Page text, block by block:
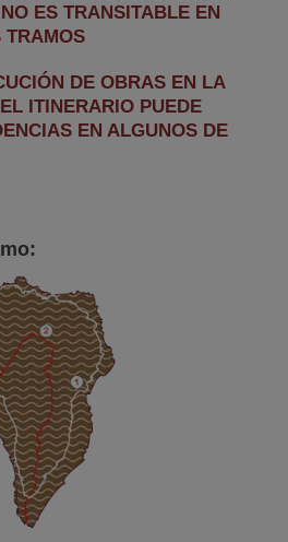
ES TRANSITABLE EN
TRAMOS
DE OBRAS EN LA
ITINERARIO PUEDE
EN ALGUNOS DE